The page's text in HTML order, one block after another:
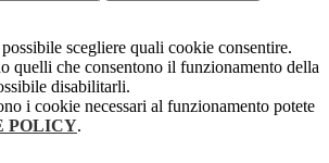
scegliere quali cookie consentire.
quelli che consentono il funzionamento della
disabilitarli.
i cookie necessari al funzionamento potete
POLICY.